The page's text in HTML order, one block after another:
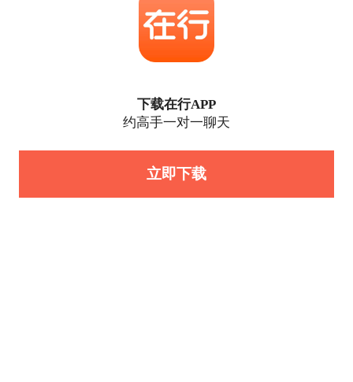
下载在行APP
约高手一对一聊天
立即下载